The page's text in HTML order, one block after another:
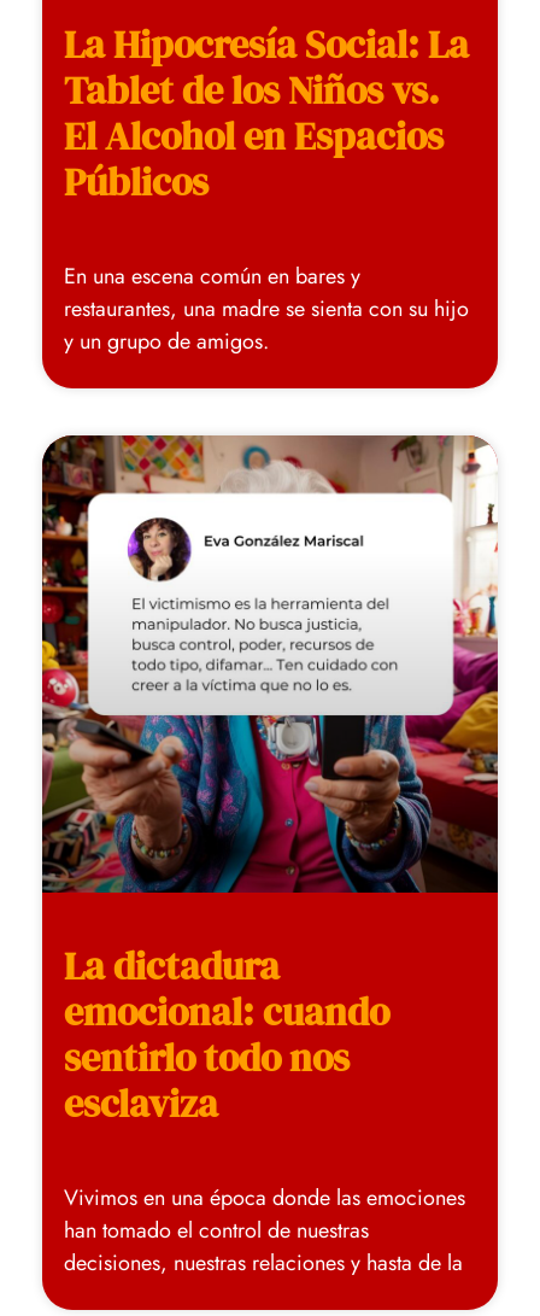
La Hipocresía Social: La
Tablet de los Niños vs.
El Alcohol en Espacios
Públicos
En una escena común en bares y
restaurantes, una madre se sienta con su hijo
y un grupo de amigos.
La dictadura
emocional: cuando
sentirlo todo nos
esclaviza
Vivimos en una época donde las emociones
han tomado el control de nuestras
decisiones, nuestras relaciones y hasta de la